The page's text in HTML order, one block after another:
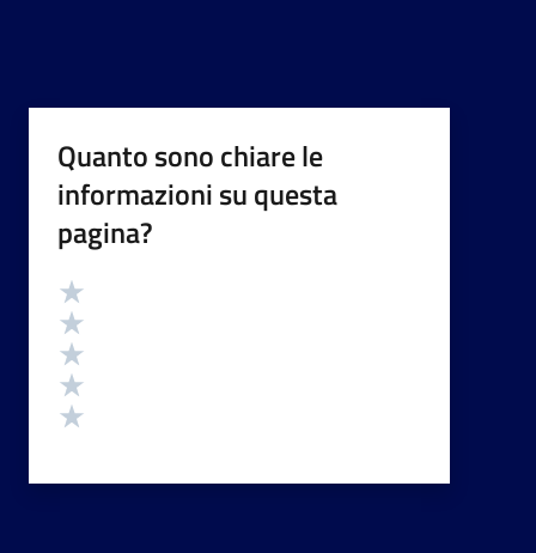
Quanto sono chiare le
informazioni su questa
pagina?
Valutazione